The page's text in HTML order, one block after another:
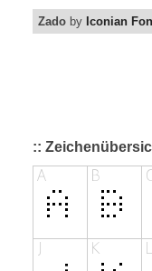
Zado by Iconian
::